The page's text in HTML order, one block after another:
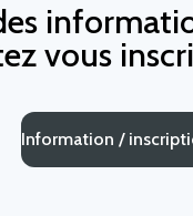
vous
Information /